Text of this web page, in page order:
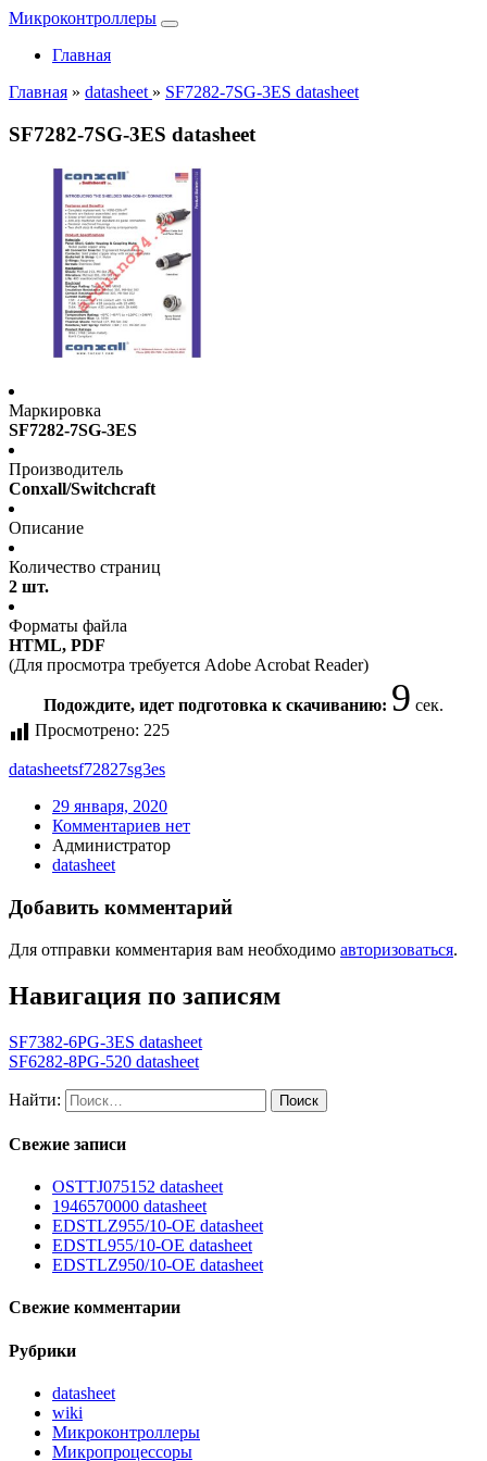
Микроконтроллеры
Главная
Главная » datasheet » SF7282-7SG-3ES datasheet
SF7282-7SG-3ES datasheet
Маркировка
SF7282-7SG-3ES
Производитель
Conxall/Switchcraft
Описание
Количество страниц
2 шт.
Форматы файла
HTML, PDF
(Для просмотра требуется Adobe Acrobat Reader)
Подождите, идет подготовка к скачиванию: 9 сек.
Просмотрено: 225
datasheetsf72827sg3es
29 января, 2020
Комментариев нет
Администратор
datasheet
Добавить комментарий
Для отправки комментария вам необходимо авторизоваться.
Навигация по записям
SF7382-6PG-3ES datasheet
SF6282-8PG-520 datasheet
Найти:
Свежие записи
OSTTJ075152 datasheet
1946570000 datasheet
EDSTLZ955/10-OE datasheet
EDSTL955/10-OE datasheet
EDSTLZ950/10-OE datasheet
Свежие комментарии
Рубрики
datasheet
wiki
Микроконтроллеры
Микропроцессоры